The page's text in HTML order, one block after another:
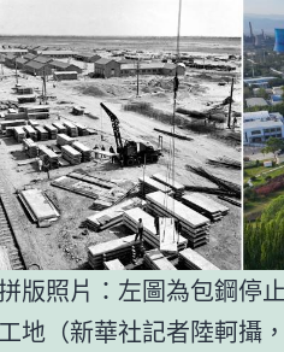
版照片：左圖為包鋼停
工地（新華社記者陸軻攝